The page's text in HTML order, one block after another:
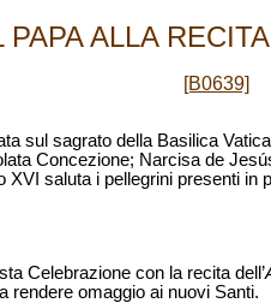
ALLA
[B0639]
sul sagrato della Basilica
Concezione; Narcisa de
XVI saluta i pellegrini presenti
Celebrazione con la recita dell’
rendere omaggio ai nuovi Santi.